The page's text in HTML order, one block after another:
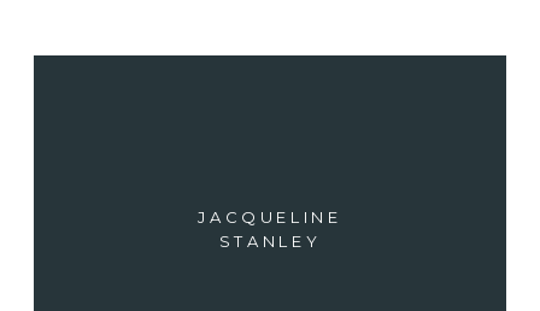
JACQUELINE
STANLEY